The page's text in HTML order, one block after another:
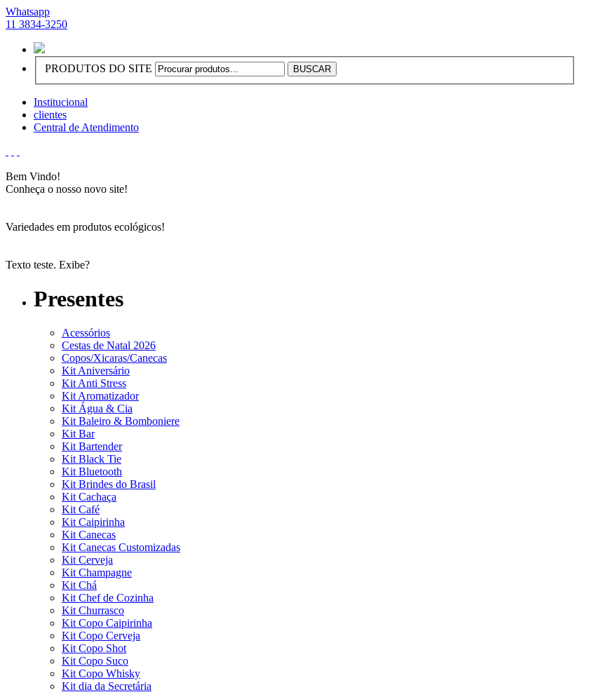
Whatsapp
11 3834-3250
PRODUTOS DO SITE
Institucional
clientes
Central de Atendimento
Bem Vindo!
Conheça o nosso novo site!
Variedades em produtos ecológicos!
Texto teste. Exibe?
Presentes
Acessórios
Cestas de Natal 2026
Copos/Xicaras/Canecas
Kit Aniversário
Kit Anti Stress
Kit Aromatizador
Kit Água & Cia
Kit Baleiro & Bomboniere
Kit Bar
Kit Bartender
Kit Black Tie
Kit Bluetooth
Kit Brindes do Brasil
Kit Cachaça
Kit Café
Kit Caipirinha
Kit Canecas
Kit Canecas Customizadas
Kit Cerveja
Kit Champagne
Kit Chá
Kit Chef de Cozinha
Kit Churrasco
Kit Copo Caipirinha
Kit Copo Cerveja
Kit Copo Shot
Kit Copo Suco
Kit Copo Whisky
Kit dia da Secretária